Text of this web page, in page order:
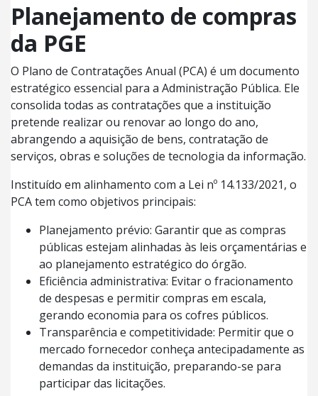
Planejamento de compras
da PGE
O Plano de Contratações Anual (PCA) é um documento
estratégico essencial para a Administração Pública. Ele
consolida todas as contratações que a instituição
pretende realizar ou renovar ao longo do ano,
abrangendo a aquisição de bens, contratação de
serviços, obras e soluções de tecnologia da informação.
Instituído em alinhamento com a Lei nº 14.133/2021, o
PCA tem como objetivos principais:
Planejamento prévio: Garantir que as compras
públicas estejam alinhadas às leis orçamentárias e
ao planejamento estratégico do órgão.
Eficiência administrativa: Evitar o fracionamento
de despesas e permitir compras em escala,
gerando economia para os cofres públicos.
Transparência e competitividade: Permitir que o
mercado fornecedor conheça antecipadamente as
demandas da instituição, preparando-se para
participar das licitações.